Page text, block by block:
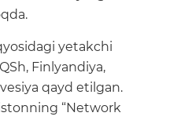
yetakchi
Finlyandiya,
qayd etilgan.
“Network